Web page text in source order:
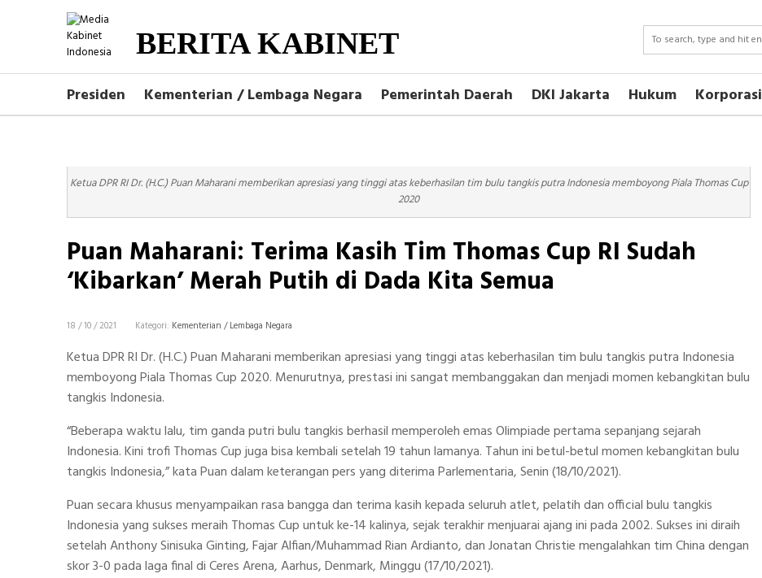
BERITA KABINET
Presiden Kementerian / Lembaga Negara Pemerintah Daerah DKI Jakarta Hukum Korporasi
Ketua DPR RI Dr. (H.C.) Puan Maharani memberikan apresiasi yang tinggi atas keberhasilan tim bulu tangkis putra Indonesia memboyong Piala Thomas Cup
2020
Puan Maharani: Terima Kasih Tim Thomas Cup RI Sudah
‘Kibarkan’ Merah Putih di Dada Kita Semua
18 / 10 / 2021 Kategori: Kementerian / Lembaga Negara
Ketua DPR RI Dr. (H.C.) Puan Maharani memberikan apresiasi yang tinggi atas keberhasilan tim bulu tangkis putra Indonesia
memboyong Piala Thomas Cup 2020. Menurutnya, prestasi ini sangat membanggakan dan menjadi momen kebangkitan bulu
tangkis Indonesia.
“Beberapa waktu lalu, tim ganda putri bulu tangkis berhasil memperoleh emas Olimpiade pertama sepanjang sejarah
Indonesia. Kini trofi Thomas Cup juga bisa kembali setelah 19 tahun lamanya. Tahun ini betul-betul momen kebangkitan bulu
tangkis Indonesia,” kata Puan dalam keterangan pers yang diterima Parlementaria, Senin (18/10/2021).
Puan secara khusus menyampaikan rasa bangga dan terima kasih kepada seluruh atlet, pelatih dan official bulu tangkis
Indonesia yang sukses meraih Thomas Cup untuk ke-14 kalinya, sejak terakhir menjuarai ajang ini pada 2002. Sukses ini diraih
setelah Anthony Sinisuka Ginting, Fajar Alfian/Muhammad Rian Ardianto, dan Jonatan Christie mengalahkan tim China dengan
skor 3-0 pada laga final di Ceres Arena, Aarhus, Denmark, Minggu (17/10/2021).